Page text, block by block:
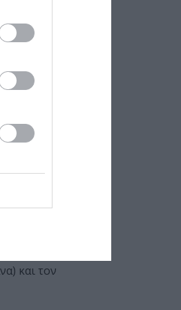
στη
του
άλλωστε
ποτέ! Σε
και τον